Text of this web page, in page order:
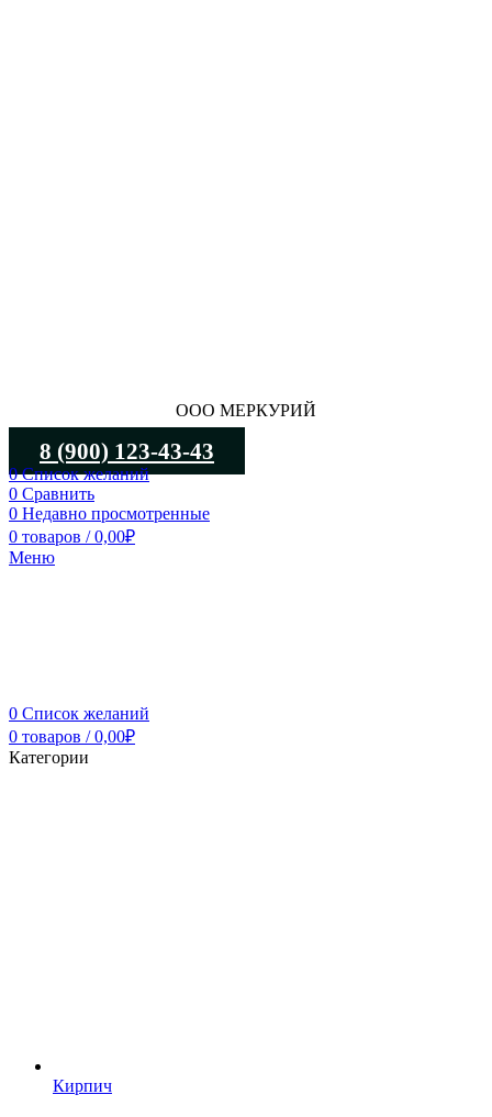
ООО МЕРКУРИЙ
8 (900) 123-43-43
0Список желаний
0 Сравнить
0 Недавно просмотренные
0 товаров / 0,00₽
Меню
0 Список желаний
0 товаров / 0,00₽
Категории
Кирпич